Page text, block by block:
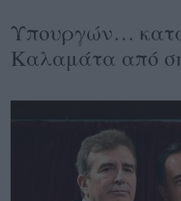
Υπουργών…
Καλαμάτα από